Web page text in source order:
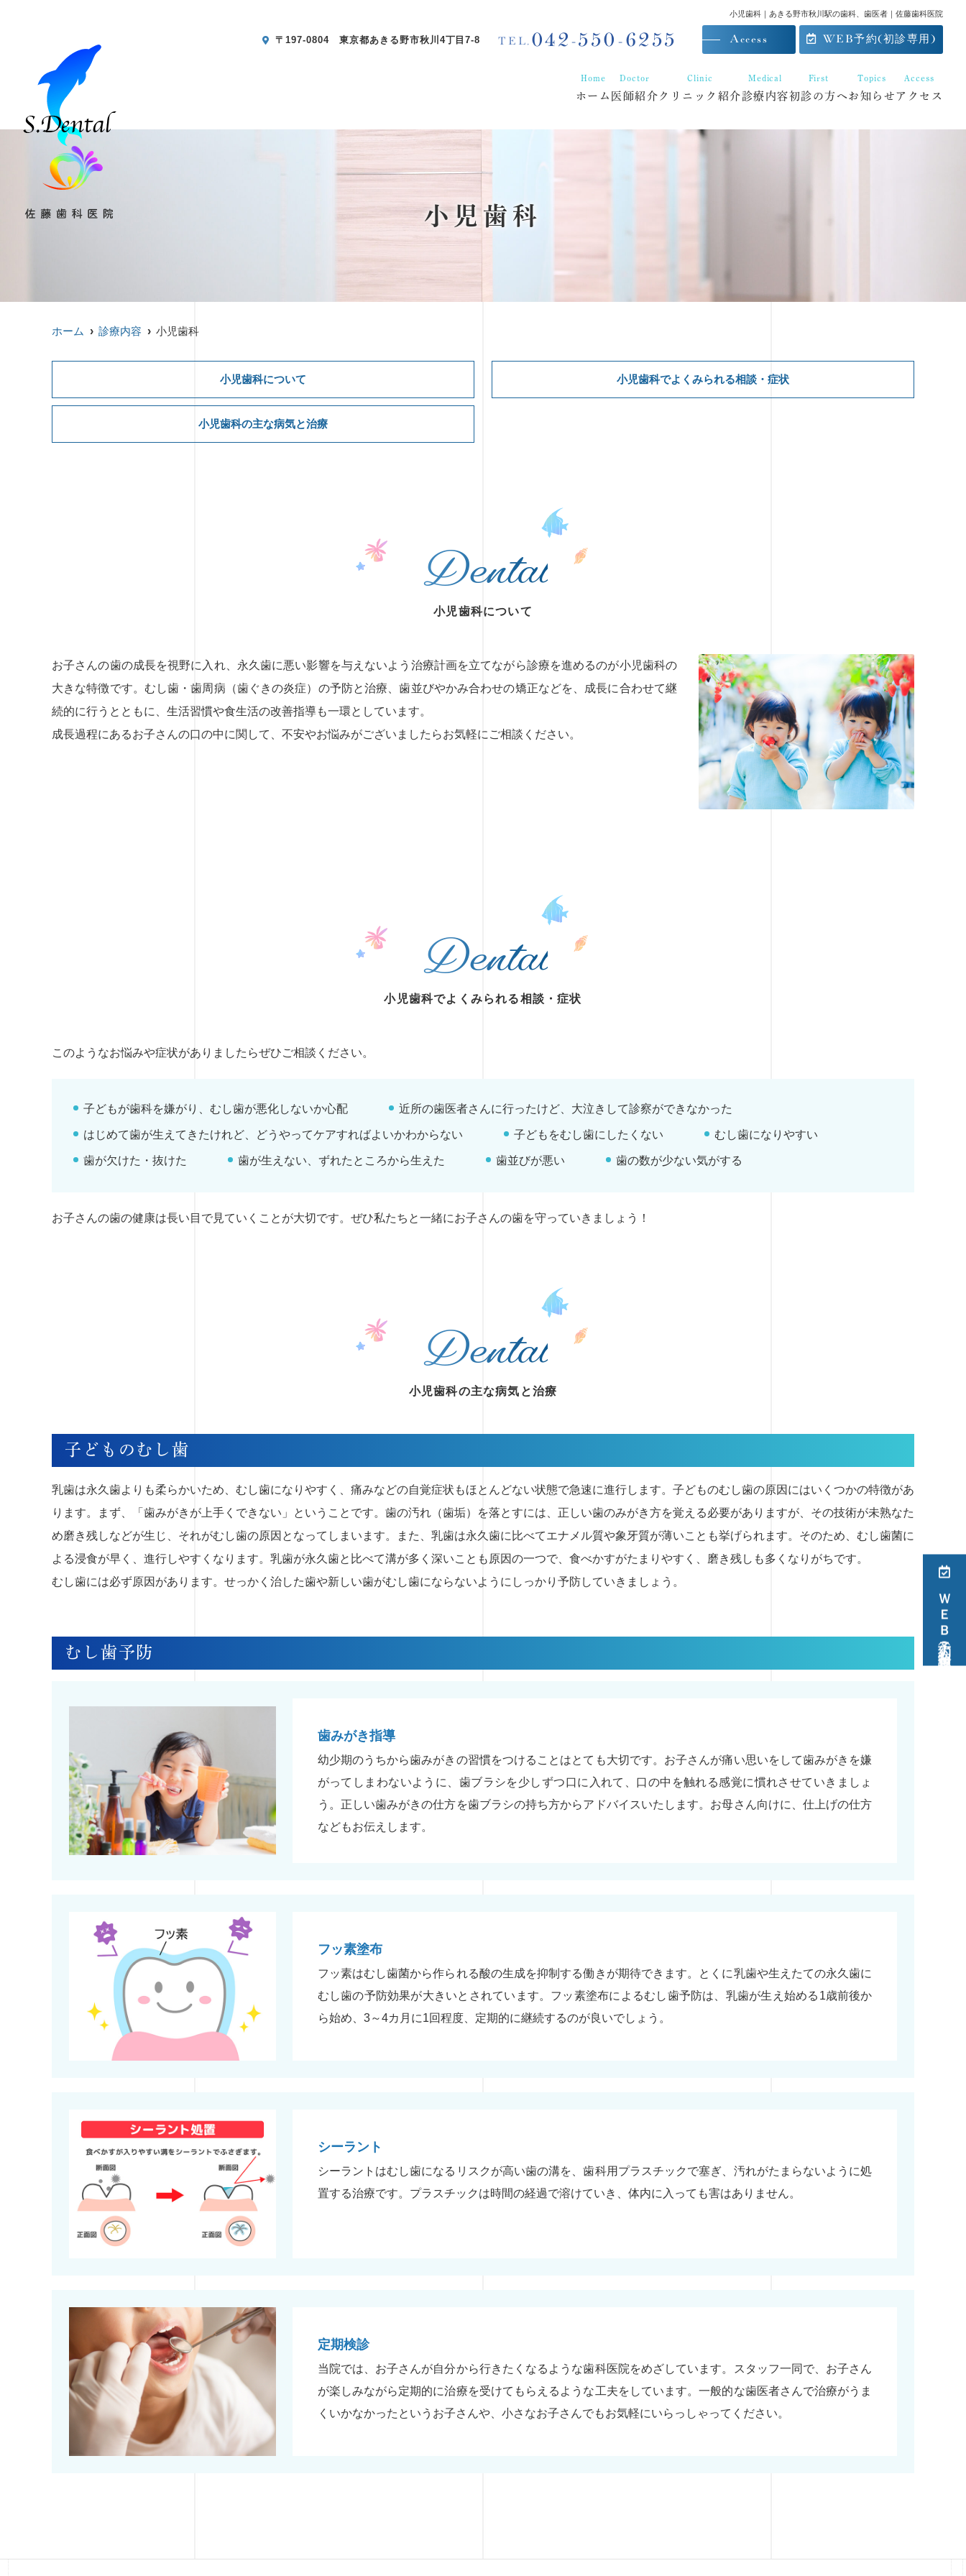
小児歯科｜あきる野市秋川駅の歯科、歯医者｜佐藤歯科医院
〒197-0804 東京都あきる野市秋川4丁目7-8 TEL, 042-550-6255 Access WEB予約(初診専用)
Home
ホーム
Doctor
医師紹介
Clinic
クリニック紹介
Medical
診療内容
First
初診の方へ
Topics
お知らせ
Access
アクセス
ＷＥＢ予約（初診専用）
小児歯科
ホーム 診療内容 小児歯科
小児歯科について 小児歯科でよくみられる相談・症状
小児歯科の主な病気と治療
小児歯科について
お子さんの歯の成長を視野に入れ、永久歯に悪い影響を与えないよう治療計画を立てながら診療を進めるのが小児歯科の
大きな特徴です。むし歯・歯周病（歯ぐきの炎症）の予防と治療、歯並びやかみ合わせの矯正などを、成長に合わせて継
続的に行うとともに、生活習慣や食生活の改善指導も一環としています。
成長過程にあるお子さんの口の中に関して、不安やお悩みがございましたらお気軽にご相談ください。
小児歯科でよくみられる相談・症状
このようなお悩みや症状がありましたらぜひご相談ください。
子どもが歯科を嫌がり、むし歯が悪化しないか心配 近所の歯医者さんに行ったけど、大泣きして診察ができなかった
はじめて歯が生えてきたけれど、どうやってケアすればよいかわからない 子どもをむし歯にしたくない むし歯になりやすい
歯が欠けた・抜けた 歯が生えない、ずれたところから生えた 歯並びが悪い 歯の数が少ない気がする
お子さんの歯の健康は長い目で見ていくことが大切です。ぜひ私たちと一緒にお子さんの歯を守っていきましょう！
小児歯科の主な病気と治療
子どものむし歯
乳歯は永久歯よりも柔らかいため、むし歯になりやすく、痛みなどの自覚症状もほとんどない状態で急速に進行します。子どものむし歯の原因にはいくつかの特徴があ
ります。まず、「歯みがきが上手くできない」ということです。歯の汚れ（歯垢）を落とすには、正しい歯のみがき方を覚える必要がありますが、その技術が未熟なた
め磨き残しなどが生じ、それがむし歯の原因となってしまいます。また、乳歯は永久歯に比べてエナメル質や象牙質が薄いことも挙げられます。そのため、むし歯菌に
よる浸食が早く、進行しやすくなります。乳歯が永久歯と比べて溝が多く深いことも原因の一つで、食べかすがたまりやすく、磨き残しも多くなりがちです。
むし歯には必ず原因があります。せっかく治した歯や新しい歯がむし歯にならないようにしっかり予防していきましょう。
むし歯予防
歯みがき指導
幼少期のうちから歯みがきの習慣をつけることはとても大切です。お子さんが痛い思いをして歯みがきを嫌
がってしまわないように、歯ブラシを少しずつ口に入れて、口の中を触れる感覚に慣れさせていきましょ
う。正しい歯みがきの仕方を歯ブラシの持ち方からアドバイスいたします。お母さん向けに、仕上げの仕方
などもお伝えします。
フッ素塗布
フッ素はむし歯菌から作られる酸の生成を抑制する働きが期待できます。とくに乳歯や生えたての永久歯に
むし歯の予防効果が大きいとされています。フッ素塗布によるむし歯予防は、乳歯が生え始める1歳前後か
ら始め、3～4カ月に1回程度、定期的に継続するのが良いでしょう。
シーラント
シーラントはむし歯になるリスクが高い歯の溝を、歯科用プラスチックで塞ぎ、汚れがたまらないように処
置する治療です。プラスチックは時間の経過で溶けていき、体内に入っても害はありません。
定期検診
当院では、お子さんが自分から行きたくなるような歯科医院をめざしています。スタッフ一同で、お子さん
が楽しみながら定期的に治療を受けてもらえるような工夫をしています。一般的な歯医者さんで治療がうま
くいかなかったというお子さんや、小さなお子さんでもお気軽にいらっしゃってください。